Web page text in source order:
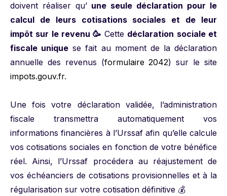
doivent réaliser qu’ une seule déclaration pour le
calcul de leurs cotisations sociales et de leur
impôt sur le revenu 🥳 Cette déclaration sociale et
fiscale unique se fait au moment de la déclaration
annuelle des revenus (formulaire 2042) sur le site
impots.gouv.fr.
Une fois votre déclaration validée, l’administration
fiscale transmettra automatiquement vos
informations financières à l’Urssaf afin qu’elle calcule
vos cotisations sociales en fonction de votre bénéfice
réel. Ainsi, l’Urssaf procédera au réajustement de
vos échéanciers de cotisations provisionnelles et à la
régularisation sur votre cotisation définitive 💰